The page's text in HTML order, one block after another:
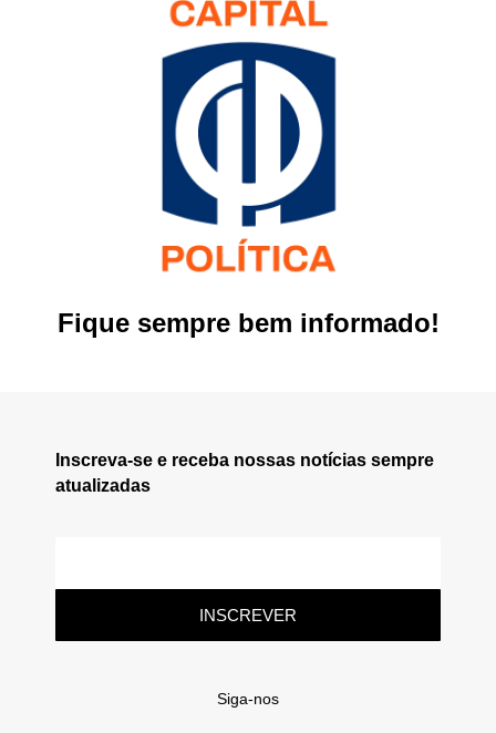
Fique sempre bem informado!
Inscreva-se e receba nossas notícias sempre
atualizadas
INSCREVER
Siga-nos